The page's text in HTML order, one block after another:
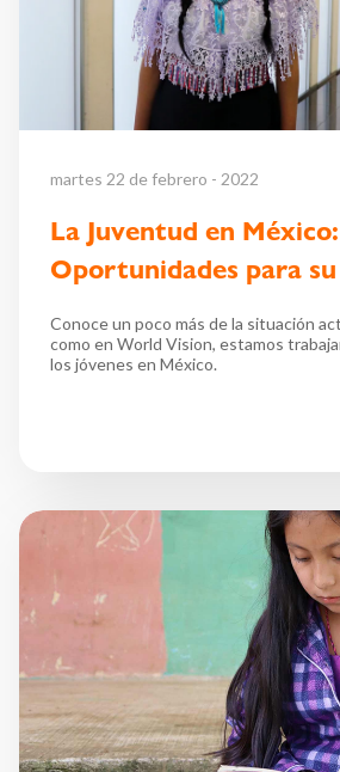
martes 22 de febrero - 2022
La Juventud en
Oportunidades para
Conoce un poco más de la situación
como en World Vision, estamos
los jóvenes en México.